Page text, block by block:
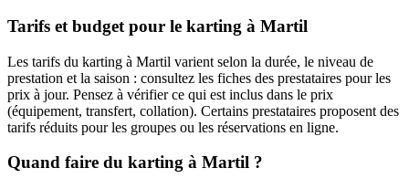
Tarifs et budget pour le karting à Martil
Les tarifs du karting à Martil varient selon la durée, le niveau de
prestation et la saison : consultez les fiches des prestataires pour les
prix à jour. Pensez à vérifier ce qui est inclus dans le prix
(équipement, transfert, collation). Certains prestataires proposent des
tarifs réduits pour les groupes ou les réservations en ligne.
Quand faire du karting à Martil ?